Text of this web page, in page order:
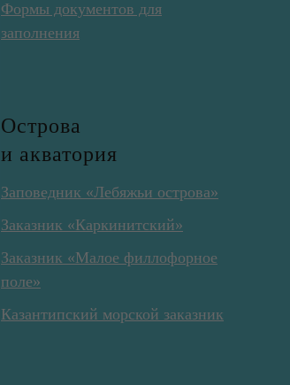
Формы документов для
заполнения
Острова
и акватория
Заповедник «Лебяжьи острова»
Заказник «Каркинитский»
Заказник «Малое филлофорное
поле»
Казантипский морской заказник